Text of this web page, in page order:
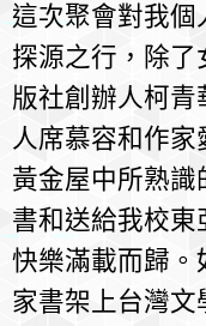
這次聚會對我個
探源之行，除了
版社創辦人柯
人席慕容和作
黃金屋中所熟識
書和送給我校東
快樂滿載而歸。
家書架上台灣